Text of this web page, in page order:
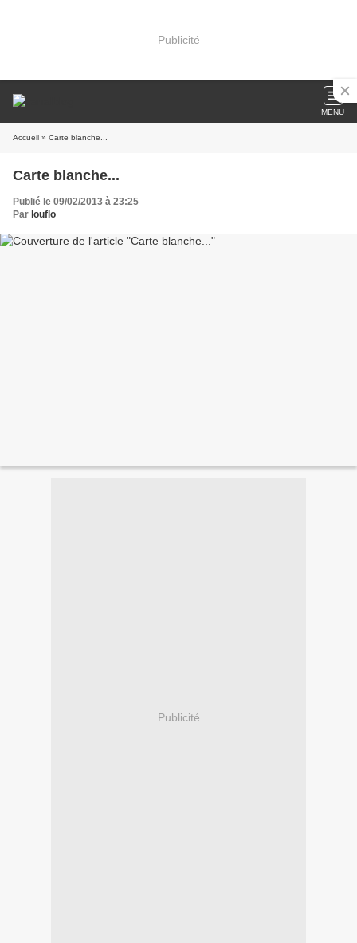
Publicité
MENU
Accueil » Carte blanche...
Carte blanche...
Publié le 09/02/2013 à 23:25
Par louflo
Publicité